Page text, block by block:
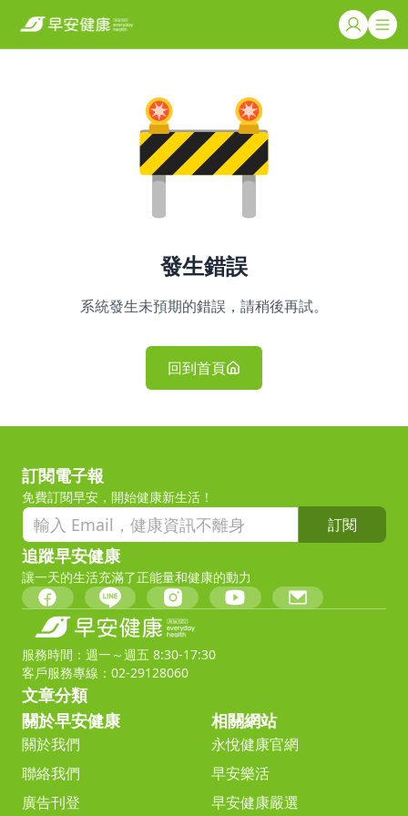
發生錯誤
系統發生未預期的錯誤，請稍後再試。
回到首頁
訂閱電子報
免費訂閱早安，開始健康新生活！
訂閱
追蹤早安健康
讓一天的生活充滿了正能量和健康的動力
服務時間：週一～週五 8:30-17:30
客戶服務專線：02-29128060
文章分類
關於早安健康
關於我們
聯絡我們
廣告刊登
相關網站
永悅健康官網
早安樂活
早安健康嚴選